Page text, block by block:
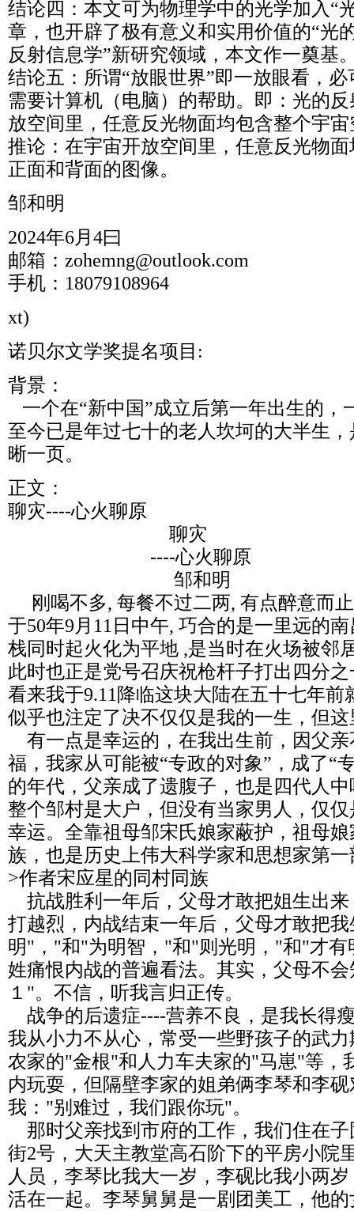
结论四：本文可为物理学中的光学加入“
章，也开辟了极有意义和实用价值的“光
反射信息学”新研究领域，本文作一奠基
结论五：所谓“放眼世界”即一放眼看，
需要计算机（电脑）的帮助。即：光的
放空间里，任意反光物面均包含整个宇
推论：在宇宙开放空间里，任意反光物
正面和背面的图像。
邹和明
2024年6月4曰
邮箱：zohemng@outlook.com
手机：18079108964
xt)
诺贝尔文学奖提名项目:
背景：
一个在“新中国”成立后第一年出生的，
至今已是年过七十的老人坎坷的大半生
晰一页。
正文：
聊灾----心火聊原
聊灾
----心火聊原
邹和明
刚喝不多, 每餐不过二两, 有点醉意而
于50年9月11日中午, 巧合的是一里远的
栈同时起火化为平地 ,是当时在火场被邻
此时也正是党号召庆祝枪杆子打出四分
看来我于9.11降临这块大陆在五十七年前
似乎也注定了决不仅仅是我的一生，但
有一点是幸运的，在我出生前，因父
福，我家从可能被“专政的对象”，成了“
的年代，父亲成了遗腹子，也是四代人
整个邹村是大户，但没有当家男人，仅
幸运。全靠祖母邹宋氏娘家蔽护，祖母
族，也是历史上伟大科学家和思想家第
>作者宋应星的同村同族
抗战胜利一年后，父母才敢把姐生出
打越烈，内战结束一年后，父母才敢把
明"，"和"为明智，"和"则光明，"和"才有
姓痛恨内战的普遍看法。其实，父母不
１"。不信，听我言归正传。
战争的后遗症----营养不良，是我长得
我从小力不从心，常受一些野孩子的武
农家的"金根"和人力车夫家的"马崽"等，
内玩耍，但隔壁李家的姐弟俩李琴和李
我："别难过，我们跟你玩"。
那时父亲找到市府的工作，我们住在
街2号，大天主教堂高石阶下的平房小院
人员，李琴比我大一岁，李砚比我小两
活在一起。李琴舅舅是一剧团美工，他